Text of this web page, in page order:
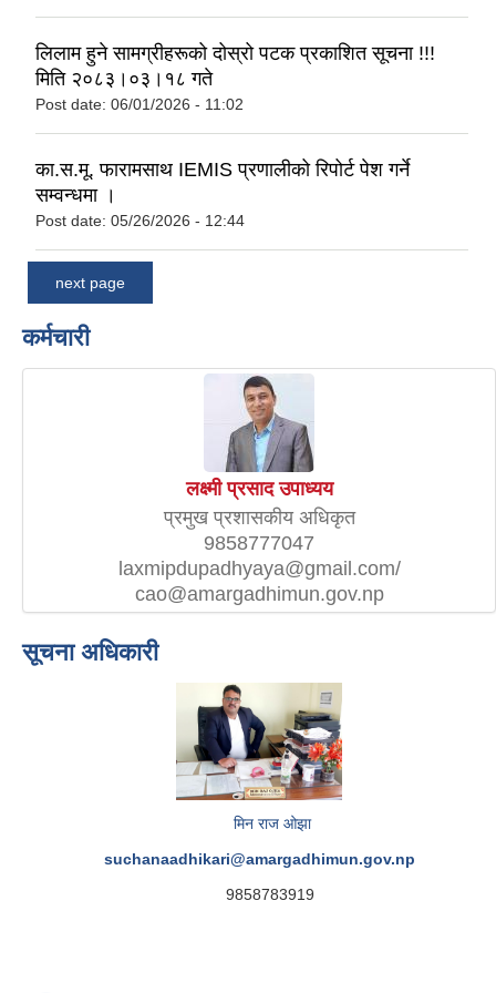
लिलाम हुने सामग्रीहरूको दोस्रो पटक प्रकाशित सूचना !!!
मिति २०८३।०३।१८ गते
Post date: 06/01/2026 - 11:02
का.स.मू. फारामसाथ IEMIS प्रणालीको रिपोर्ट पेश गर्ने
सम्वन्धमा ।
Post date: 05/26/2026 - 12:44
next page
कर्मचारी
लक्ष्मी प्रसाद उपाध्यय
प्रमुख प्रशासकीय अधिकृत
9858777047
laxmipdupadhyaya@gmail.com/
cao@amargadhimun.gov.np
सूचना अधिकारी
मिन राज ओझा
suchanaadhikari@amargadhimun.gov.np
9858783919